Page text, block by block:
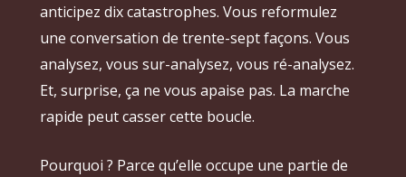
anticipez dix catastrophes. Vous reformulez
une conversation de trente-sept façons. Vous
analysez, vous sur-analysez, vous ré-analysez.
Et, surprise, ça ne vous apaise pas. La marche
rapide peut casser cette boucle.
Pourquoi ? Parce qu’elle occupe une partie de